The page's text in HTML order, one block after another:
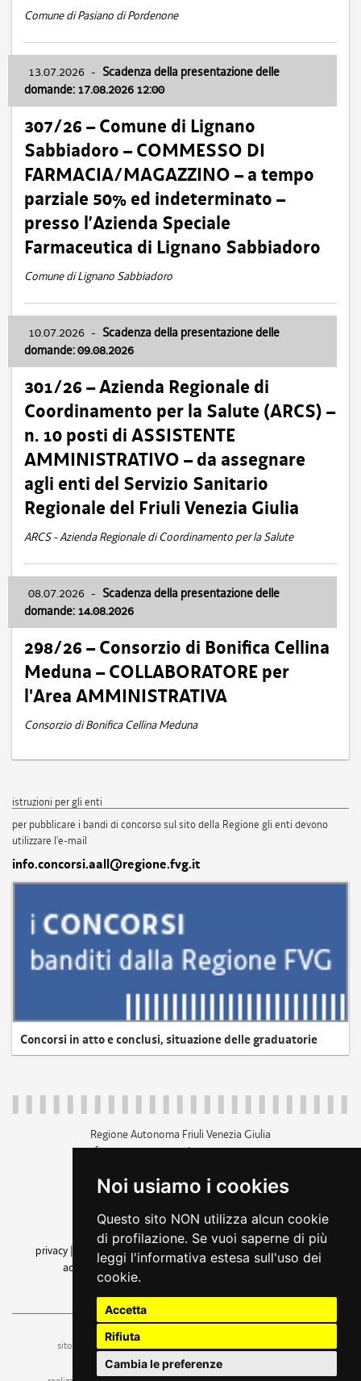
Noi usiamo i cookies
Questo sito NON utilizza alcun cookie
di profilazione. Se vuoi saperne di più
leggi l'informativa estesa sull'uso dei
cookie.
Accetta
Rifiuta
Cambia le preferenze
Comune di Pasiano di Pordenone
13.07.2026 - Scadenza della presentazione delle
domande: 17.08.2026 12:00
307/26 – Comune di Lignano
Sabbiadoro – COMMESSO DI
FARMACIA/MAGAZZINO – a tempo
parziale 50% ed indeterminato –
presso l’Azienda Speciale
Farmaceutica di Lignano Sabbiadoro
Comune di Lignano Sabbiadoro
10.07.2026 - Scadenza della presentazione delle
domande: 09.08.2026
301/26 – Azienda Regionale di
Coordinamento per la Salute (ARCS) –
n. 10 posti di ASSISTENTE
AMMINISTRATIVO – da assegnare
agli enti del Servizio Sanitario
Regionale del Friuli Venezia Giulia
ARCS - Azienda Regionale di Coordinamento per la Salute
08.07.2026 - Scadenza della presentazione delle
domande: 14.08.2026
298/26 – Consorzio di Bonifica Cellina
Meduna – COLLABORATORE per
l'Area AMMINISTRATIVA
Consorzio di Bonifica Cellina Meduna
istruzioni per gli enti
per pubblicare i bandi di concorso sul sito della Regione gli enti devono
utilizzare l'e-mail
info.concorsi.aall@regione.fvg.it
Concorsi in atto e conclusi, situazione delle graduatorie
Regione Autonoma Friuli Venezia Giulia
c.f. 80014930327; p.iva 00526040324
+39 040 3771111
amministrazione trasparente
privacy
cookie |note legali accessibilità
dichiarazione di
accessibilità| feedback
cambio preferenze cookie
sito a cura dell'ufficio stampa e comunicazione